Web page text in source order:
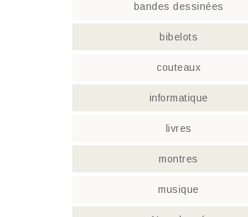
bandes dessinées
bibelots
couteaux
informatique
livres
montres
musique